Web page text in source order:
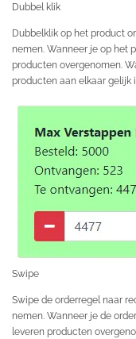
Dubbel klik
Dubbelklik op het product
nemen. Wanneer je op het
producten overgenomen.
producten aan elkaar gelijk
Swipe
Swipe de orderregel naar
nemen. Wanneer je de
leveren producten